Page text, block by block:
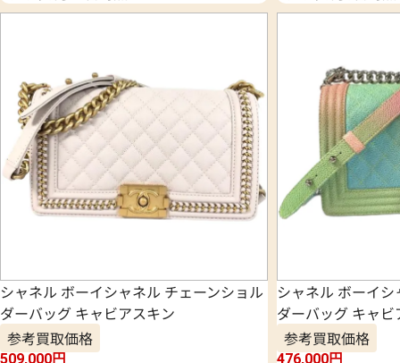
シャネル ボーイシャネル チェーンショル
ダーバッグ キャビアスキン
参考買取価格
509,000円
シャネル ボーイ
ダーバッグ キャビ
参考買取価格
476,000円